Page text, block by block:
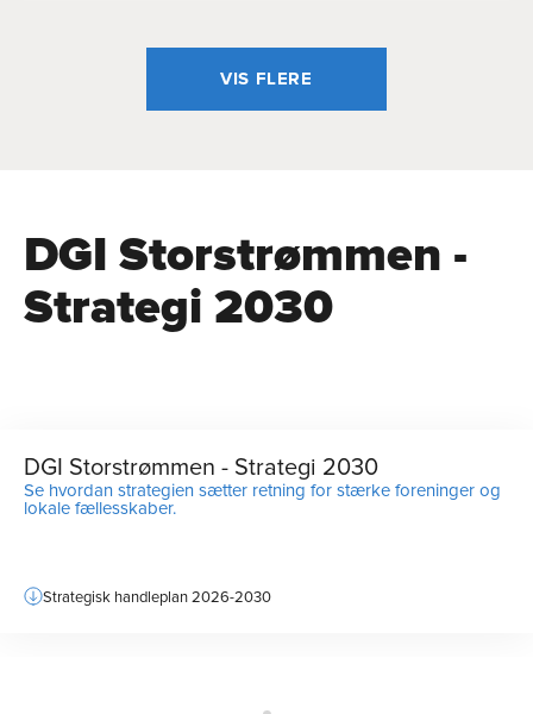
VIS FLERE
DGI Storstrømmen -
Strategi 2030
DGI Storstrømmen - Strategi 2030
Se hvordan strategien sætter retning for stærke foreninger og
lokale fællesskaber.
Strategisk handleplan 2026-2030